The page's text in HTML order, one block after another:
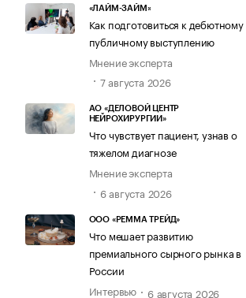
«ЛАЙМ-ЗАЙМ»
Как подготовиться к дебютному
публичному выступлению
Мнение эксперта
7 августа 2026
АО «ДЕЛОВОЙ ЦЕНТР
НЕЙРОХИРУРГИИ»
Что чувствует пациент, узнав о
тяжелом диагнозе
Мнение эксперта
6 августа 2026
ООО «РЕММА ТРЕЙД»
Что мешает развитию
премиального сырного рынка в
России
Интервью
6 августа 2026